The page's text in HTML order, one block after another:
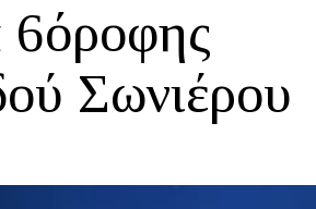
6όροφης
Σωνιέρου